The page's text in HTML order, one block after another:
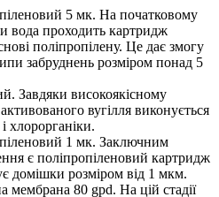
5 мк. На початковому
вода проходить картридж
поліпропілену. Це дає змогу
забруднень розміром понад 5
Завдяки високоякісному
вугілля виконується
хлорорганіки.
1 мк. Заключним
є поліпропіленовий картридж
домішки розміром від 1 мкм.
мембрана 80 gpd. На цій стадії